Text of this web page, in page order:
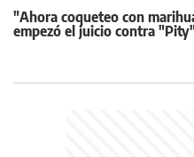
"Ahora coqueteo con
empezó el juicio contra